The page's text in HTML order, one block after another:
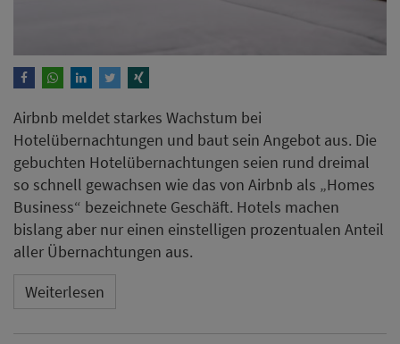
Airbnb meldet starkes Wachstum bei
Hotelübernachtungen und baut sein Angebot aus. Die
gebuchten Hotelübernachtungen seien rund dreimal
so schnell gewachsen wie das von Airbnb als „Homes
Business“ bezeichnete Geschäft. Hotels machen
bislang aber nur einen einstelligen prozentualen Anteil
aller Übernachtungen aus.
Weiterlesen